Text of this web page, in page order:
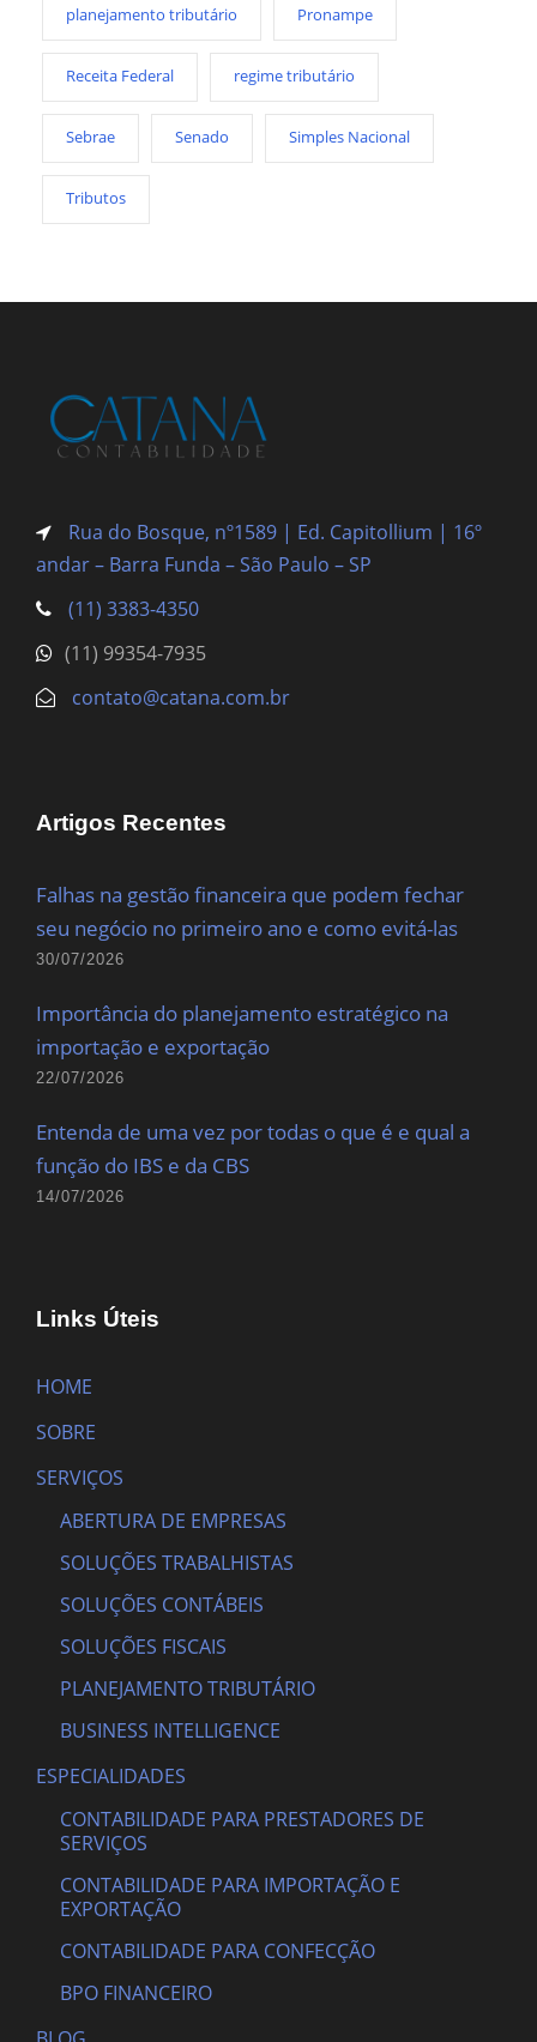
planejamento tributário Pronampe
Receita Federal regime tributário
Sebrae Senado Simples Nacional
Tributos
Rua do Bosque, nº1589 | Ed. Capitollium | 16º
andar – Barra Funda – São Paulo – SP
(11) 3383-4350
(11) 99354-7935
contato@catana.com.br
Artigos Recentes
Falhas na gestão financeira que podem fechar
seu negócio no primeiro ano e como evitá-las
30/07/2026
Importância do planejamento estratégico na
importação e exportação
22/07/2026
Entenda de uma vez por todas o que é e qual a
função do IBS e da CBS
14/07/2026
Links Úteis
HOME
SOBRE
SERVIÇOS
ABERTURA DE EMPRESAS
SOLUÇÕES TRABALHISTAS
SOLUÇÕES CONTÁBEIS
SOLUÇÕES FISCAIS
PLANEJAMENTO TRIBUTÁRIO
BUSINESS INTELLIGENCE
ESPECIALIDADES
CONTABILIDADE PARA PRESTADORES DE
SERVIÇOS
CONTABILIDADE PARA IMPORTAÇÃO E
EXPORTAÇÃO
CONTABILIDADE PARA CONFECÇÃO
BPO FINANCEIRO